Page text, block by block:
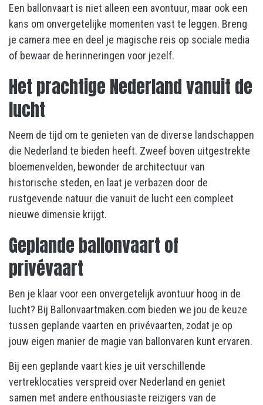
Een ballonvaart is niet alleen een avontuur, maar ook een
kans om onvergetelijke momenten vast te leggen. Breng
je camera mee en deel je magische reis op sociale media
of bewaar de herinneringen voor jezelf.
Het prachtige Nederland vanuit de
lucht
Neem de tijd om te genieten van de diverse landschappen
die Nederland te bieden heeft. Zweef boven uitgestrekte
bloemenvelden, bewonder de architectuur van
historische steden, en laat je verbazen door de
rustgevende natuur die vanuit de lucht een compleet
nieuwe dimensie krijgt.
Geplande ballonvaart of
privévaart
Ben je klaar voor een onvergetelijk avontuur hoog in de
lucht? Bij Ballonvaartmaken.com bieden we jou de keuze
tussen geplande vaarten en privévaarten, zodat je op
jouw eigen manier de magie van ballonvaren kunt ervaren.
Bij een geplande vaart kies je uit verschillende
vertreklocaties verspreid over Nederland en geniet
samen met andere enthousiaste reizigers van de